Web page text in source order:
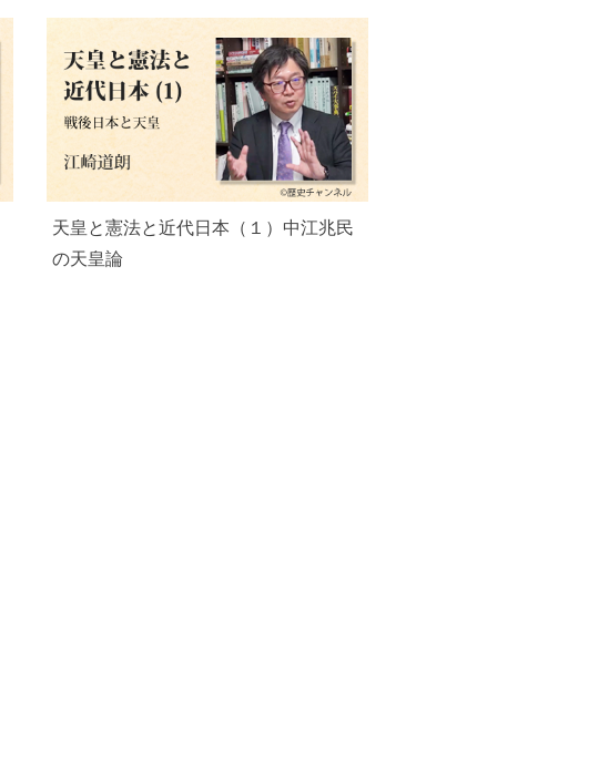
天皇と憲法と近代日本（１）中江兆民
の天皇論